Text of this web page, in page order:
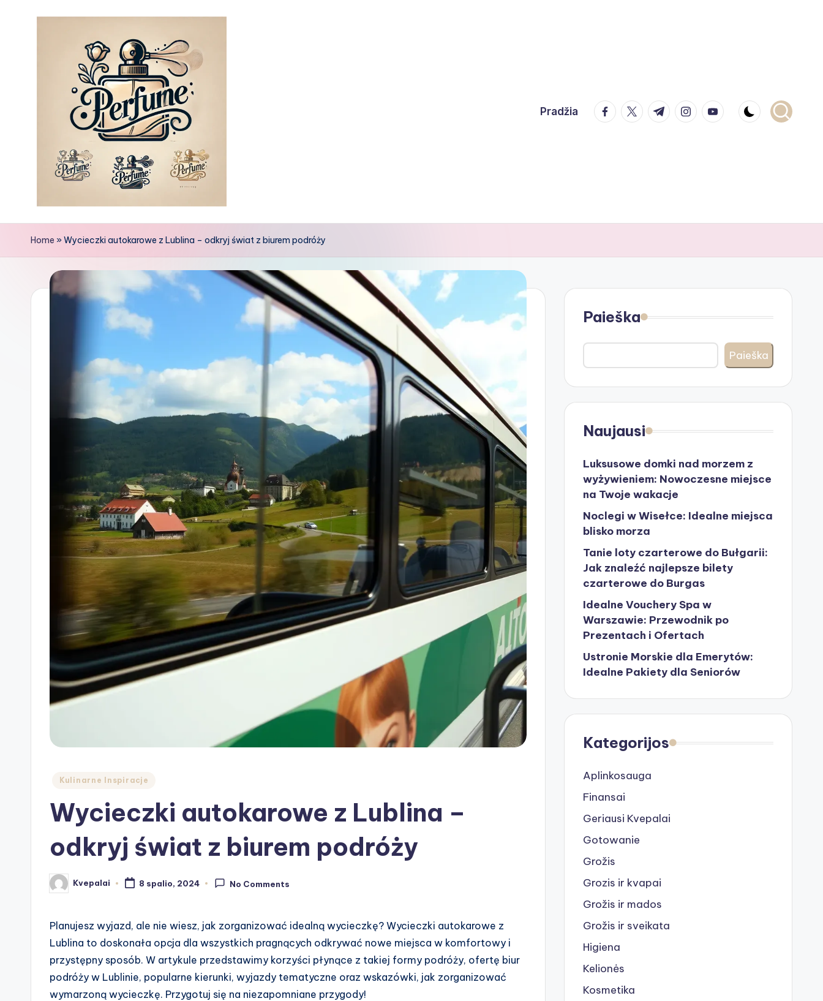
Pradžia facebook.com
twitter.com
t.me instagram.com
youtube.com
Home »Wycieczki autokarowe z Lublina – odkryj świat z biurem podróży
Posted
Kulinarne Inspiracje
Wycieczki autokarowe z Lublina –
odkryj świat z biurem podróży
Posted
by
Kvepalai 8 spalio, 2024 No Comments
Planujesz wyjazd, ale nie wiesz, jak zorganizować idealną wycieczkę? Wycieczki autokarowe z
Lublina to doskonała opcja dla wszystkich pragnących odkrywać nowe miejsca w komfortowy i
przystępny sposób. W artykule przedstawimy korzyści płynące z takiej formy podróży, ofertę biur
podróży w Lublinie, popularne kierunki, wyjazdy tematyczne oraz wskazówki, jak zorganizować
wymarzoną wycieczkę. Przygotuj się na niezapomniane przygody!
Paieška
Paieška
Naujausi
Luksusowe domki nad morzem z
wyżywieniem: Nowoczesne miejsce
na Twoje wakacje
Noclegi w Wisełce: Idealne miejsca
blisko morza
Tanie loty czarterowe do Bułgarii:
Jak znaleźć najlepsze bilety
czarterowe do Burgas
Idealne Vouchery Spa w
Warszawie: Przewodnik po
Prezentach i Ofertach
Ustronie Morskie dla Emerytów:
Idealne Pakiety dla Seniorów
Kategorijos
Aplinkosauga
Finansai
Geriausi Kvepalai
Gotowanie
Grožis
Grozis ir kvapai
Grožis ir mados
Grožis ir sveikata
Higiena
Kelionės
Kosmetika